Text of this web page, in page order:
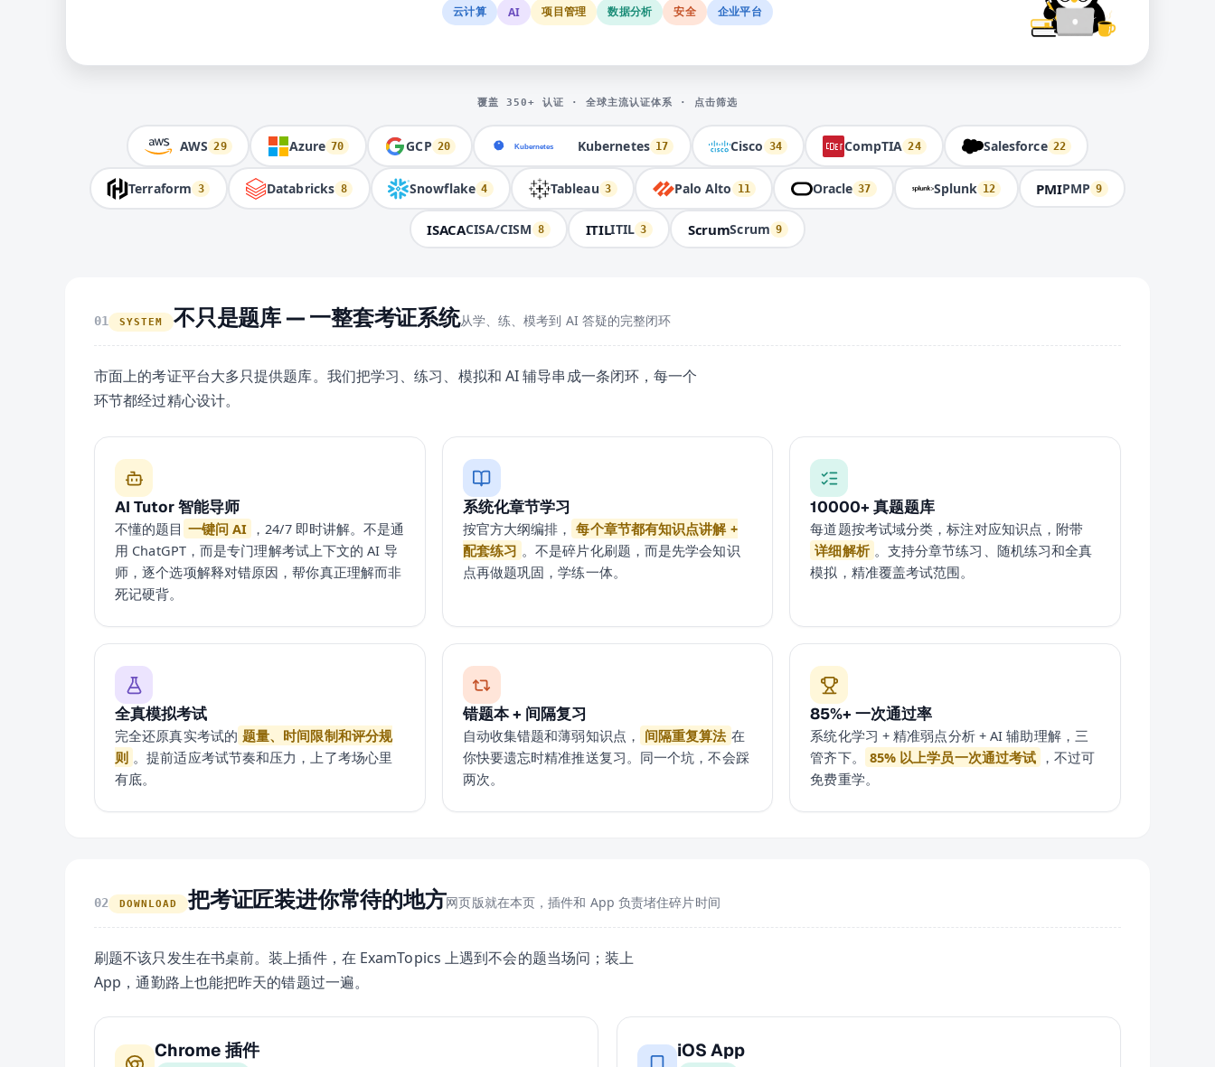
云计算 AI 项目管理 数据分析 安全 企业平台
覆盖 350+ 认证 · 全球主流认证体系 · 点击筛选
AWS 29 Azure 70 GCP 20 Kubernetes 17 Cisco 34 CompTIA 24 Salesforce 22
Terraform 3 Databricks 8 Snowflake 4 Tableau 3 Palo Alto 11 Oracle 37 Splunk 12 PMIPMP 9
ISACACISA/CISM 8 ITILITIL 3 ScrumScrum 9
01 SYSTEM 不只是题库 — 一整套考证系统从学、练、模考到 AI 答疑的完整闭环
市面上的考证平台大多只提供题库。我们把学习、练习、模拟和 AI 辅导串成一条闭环，每一个
环节都经过精心设计。
AI Tutor 智能导师
不懂的题目 一键问 AI ，24/7 即时讲解。不是通
用 ChatGPT，而是专门理解考试上下文的 AI 导
师，逐个选项解释对错原因，帮你真正理解而非
死记硬背。
系统化章节学习
按官方大纲编排， 每个章节都有知识点讲解 +
配套练习 。不是碎片化刷题，而是先学会知识
点再做题巩固，学练一体。
10000+ 真题题库
每道题按考试域分类，标注对应知识点，附带
详细解析 。支持分章节练习、随机练习和全真
模拟，精准覆盖考试范围。
全真模拟考试
完全还原真实考试的 题量、时间限制和评分规
则 。提前适应考试节奏和压力，上了考场心里
有底。
错题本 + 间隔复习
自动收集错题和薄弱知识点， 间隔重复算法 在
你快要遗忘时精准推送复习。同一个坑，不会踩
两次。
85%+ 一次通过率
系统化学习 + 精准弱点分析 + AI 辅助理解，三
管齐下。
85% 以上学员一次通过考试 ，不过可
免费重学。
02 DOWNLOAD 把考证匠装进你常待的地方网页版就在本页，插件和 App 负责堵住碎片时间
刷题不该只发生在书桌前。装上插件，在 ExamTopics 上遇到不会的题当场问；装上
App，通勤路上也能把昨天的错题过一遍。
Chrome 插件 iOS App